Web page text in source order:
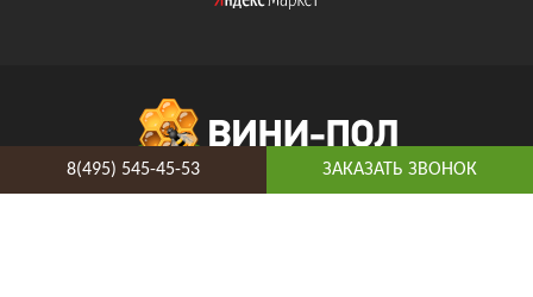
8(495) 545-45-53 ЗАКАЗАТЬ ЗВОНОК